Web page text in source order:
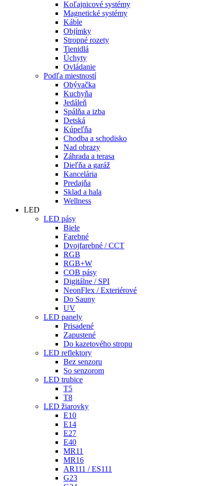
Koľajnicové systémy
Magnetické systémy
Káble
Objímky
Stropné rozety
Tienidlá
Úchyty
Ovládanie
Podľa miestností
Obývačka
Kuchyňa
Jedáleň
Spálňa a izba
Detská
Kúpeľňa
Chodba a schodisko
Nad obrazy
Záhrada a terasa
Dieľňa a garáž
Kancelária
Predajňa
Sklad a hala
Wellness
LED
LED pásy
Biele
Farebné
Dvojfarebné / CCT
RGB
RGB+W
COB pásy
Digitálne / SPI
NeonFlex / Exteriérové
Do Sauny
UV
LED panely
Prisadené
Zapustené
Do kazetového stropu
LED reflektory
Bez senzoru
So senzorom
LED trubice
T5
T8
LED žiarovky
E10
E14
E27
E40
MR11
MR16
AR111 / ES111
G23